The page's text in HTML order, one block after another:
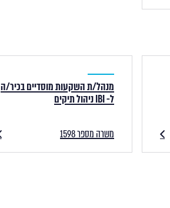
מנהל/ת השקעות מוסדיים בכיר/ה
ל- IBI ניהול תיקים
משרה מספר 1598